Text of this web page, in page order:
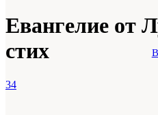
Евангелие от
стих
34